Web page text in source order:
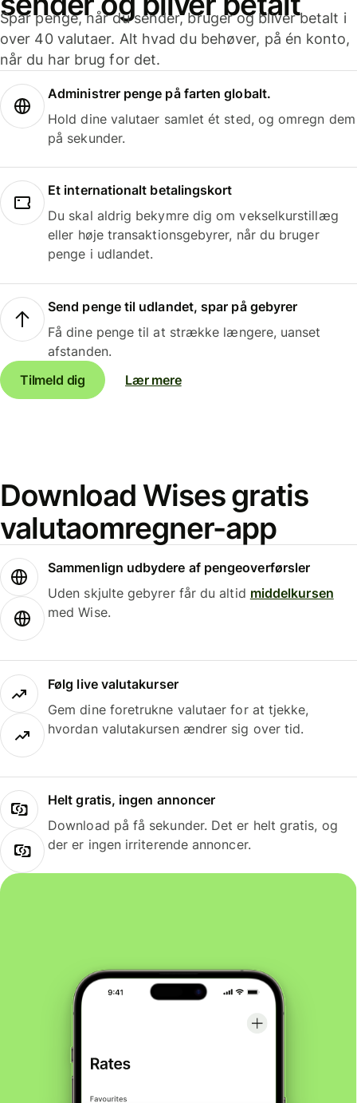
Spar penge, når du sender, bruger og bliver betalt i
over 40 valutaer. Alt hvad du behøver, på én konto,
når du har brug for det.
Administrer penge på farten globalt.
Hold dine valutaer samlet ét sted, og omregn dem
på sekunder.
Et internationalt betalingskort
Du skal aldrig bekymre dig om vekselkurstillæg
eller høje transaktionsgebyrer, når du bruger
penge i udlandet.
Send penge til udlandet, spar på gebyrer
Få dine penge til at strække længere, uanset
afstanden.
Tilmeld dig
Lær mere
Download Wises gratis
valutaomregner-app
Sammenlign udbydere af pengeoverførsler
Uden skjulte gebyrer får du altid middelkursen
med Wise.
Følg live valutakurser
Gem dine foretrukne valutaer for at tjekke,
hvordan valutakursen ændrer sig over tid.
Helt gratis, ingen annoncer
Download på få sekunder. Det er helt gratis, og
der er ingen irriterende annoncer.